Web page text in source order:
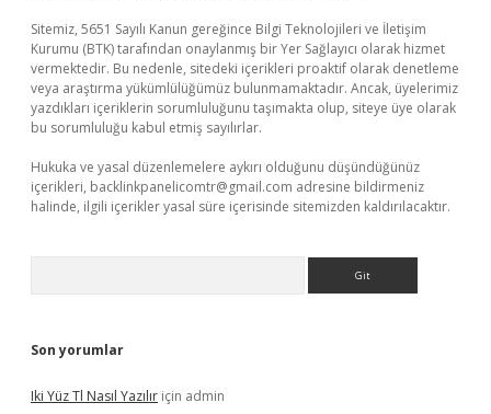
Sitemiz, 5651 Sayılı Kanun gereğince Bilgi Teknolojileri ve İletişim
Kurumu (BTK) tarafından onaylanmış bir Yer Sağlayıcı olarak hizmet
vermektedir. Bu nedenle, sitedeki içerikleri proaktif olarak denetleme
veya araştırma yükümlülüğümüz bulunmamaktadır. Ancak, üyelerimiz
yazdıkları içeriklerin sorumluluğunu taşımakta olup, siteye üye olarak
bu sorumluluğu kabul etmiş sayılırlar.
Hukuka ve yasal düzenlemelere aykırı olduğunu düşündüğünüz
içerikleri, backlinkpanelicomtr@gmail.com adresine bildirmeniz
halinde, ilgili içerikler yasal süre içerisinde sitemizden kaldırılacaktır.
Son yorumlar
Iki Yüz Tl Nasıl Yazılır için admin